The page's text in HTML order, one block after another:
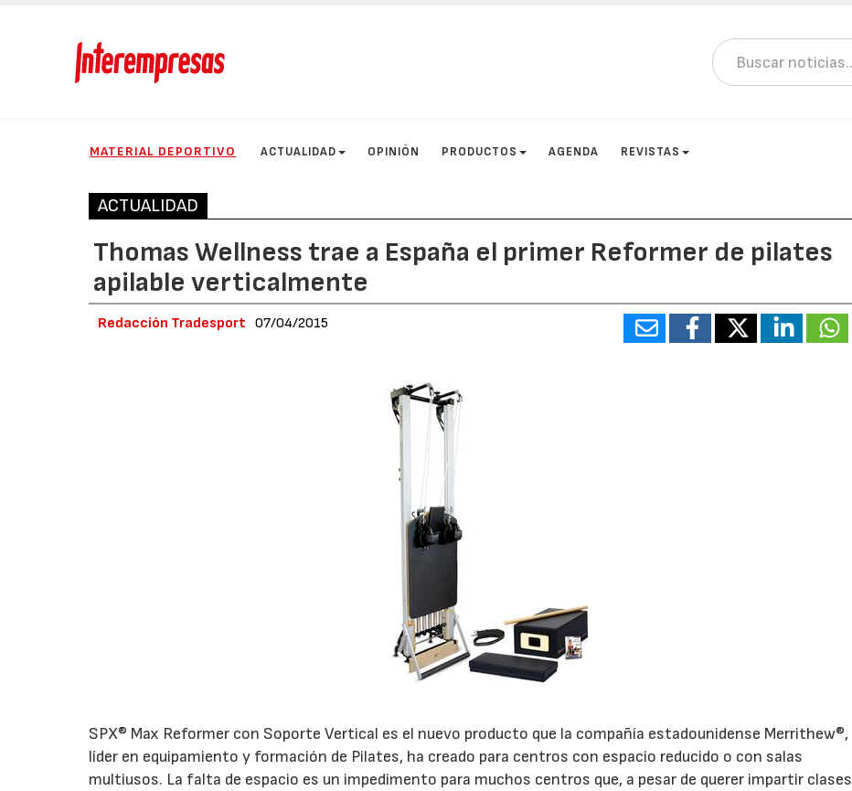
MATERIAL DEPORTIVO ACTUALIDAD OPINIÓN PRODUCTOS AGENDA REVISTAS
ACTUALIDAD
Thomas Wellness trae a España el primer Reformer de pilates
apilable verticalmente
Redacción Tradesport 07/04/2015
SPX® Max Reformer con Soporte Vertical es el nuevo producto que la compañía estadounidense Merrithew®,
líder en equipamiento y formación de Pilates, ha creado para centros con espacio reducido o con salas
multiusos. La falta de espacio es un impedimento para muchos centros que, a pesar de querer impartir clases